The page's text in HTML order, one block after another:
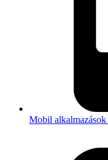
Mobil alkalmazások